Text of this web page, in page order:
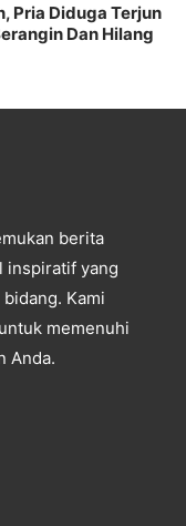
Pria Diduga Terjun
Dan Hilang
berita
inspiratif yang
Kami
memenuhi
Anda.